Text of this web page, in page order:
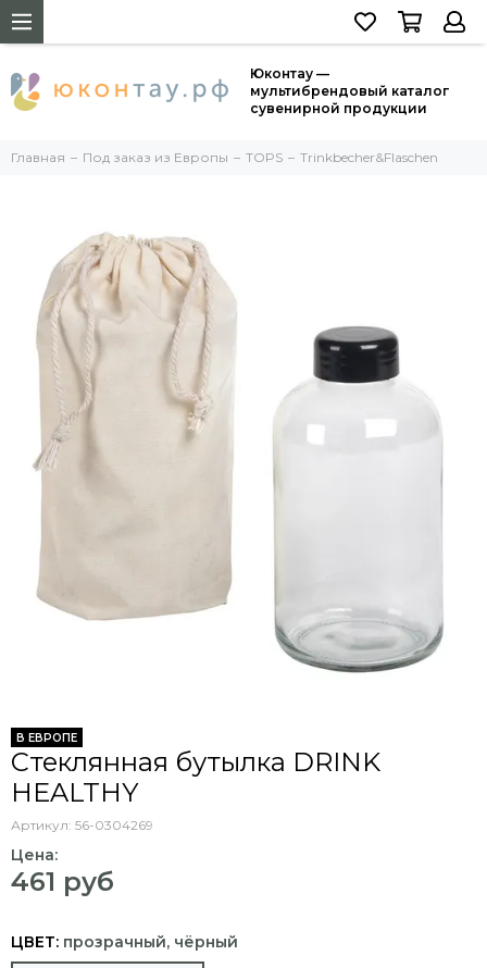
Юконтау —
мультибрендовый каталог
сувенирной продукции
Главная Под заказ из Европы TOPS Trinkbecher&Flaschen
В ЕВРОПЕ
Стеклянная бутылка DRINK
HEALTHY
Артикул: 56-0304269
Цена:
461 руб
ЦВЕТ: прозрачный, чёрный